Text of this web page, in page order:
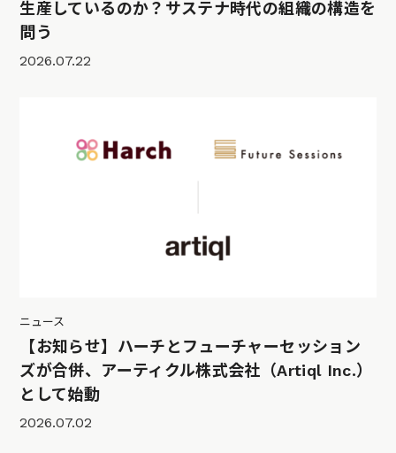
生産しているのか？サステナ時代の組織の構造を
問う
2026.07.22
ニュース
【お知らせ】ハーチとフューチャーセッション
ズが合併、アーティクル株式会社（Artiql Inc.）
として始動
2026.07.02